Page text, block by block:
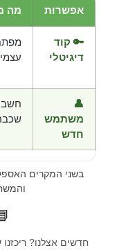
אפשרות מה
🔑 קוד
דיגיטלי
👤
משתמש
חדש
בשני המקרים
חדשים אצלנו? ריכזנו